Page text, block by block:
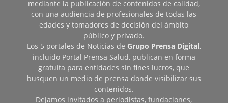
mediante la publicación de contenidos de calidad,
con una audiencia de profesionales de todas las
edades y tomadores de decisión del ámbito
público y privado.
Los 5 portales de Noticias de Grupo Prensa Digital,
incluido Portal Prensa Salud, publican en forma
gratuita para entidades sin fines lucros, que
busquen un medio de prensa donde visibilizar sus
contenidos.
Dejamos invitados a periodistas, fundaciones,